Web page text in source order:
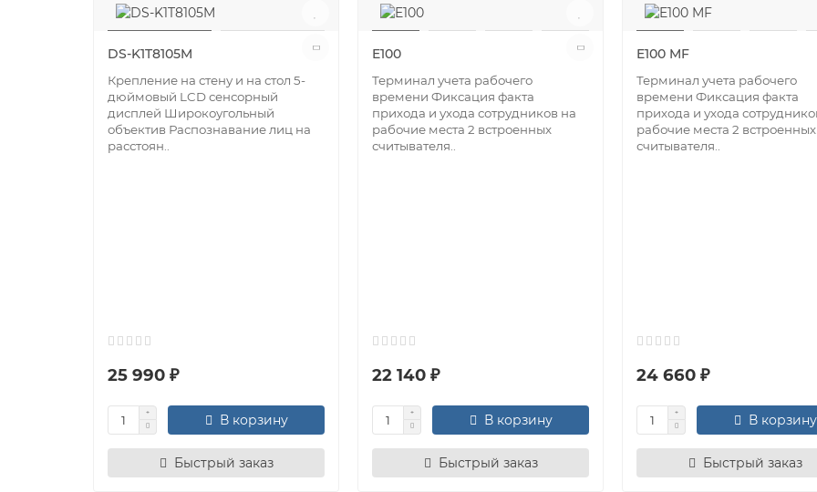
DS-K1T8105M
Крепление на стену и на стол 5-
дюймовый LCD сенсорный
дисплей Широкоугольный
объектив Распознавание лиц на
расстоян..
25 990 ₽
В корзину
Быстрый заказ
E100
Терминал учета рабочего
времени Фиксация факта
прихода и ухода сотрудников на
рабочие места 2 встроенных
считывателя..
22 140 ₽
В корзину
Быстрый заказ
E100 MF
Терминал учета рабочего
времени Фиксация факта
прихода и ухода
рабочие места 2 встроенных
считывателя..
24 660 ₽
В корзину
Быстрый заказ